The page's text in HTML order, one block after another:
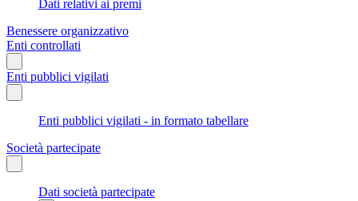
Dati relativi ai premi
Benessere organizzativo
Enti controllati
Enti pubblici vigilati
Enti pubblici vigilati - in formato tabellare
Società partecipate
Dati società partecipate